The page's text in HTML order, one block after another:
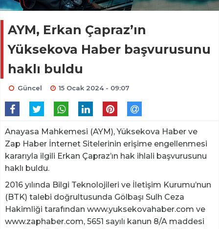
AYM, Erkan Çapraz’ın
Yüksekova Haber başvurusunu
haklı buldu
Güncel 15 Ocak 2024 - 09:07
Anayasa Mahkemesi (AYM), Yüksekova Haber ve
Zap Haber İnternet Sitelerinin erişime engellenmesi
kararıyla ilgili Erkan Çapraz’ın hak ihlali başvurusunu
haklı buldu.
2016 yılında Bilgi Teknolojileri ve İletişim Kurumu’nun
(BTK) talebi doğrultusunda Gölbaşı Sulh Ceza
Hakimliği tarafından www.yuksekovahaber.com ve
www.zaphaber.com, 5651 sayılı kanun 8/A maddesi